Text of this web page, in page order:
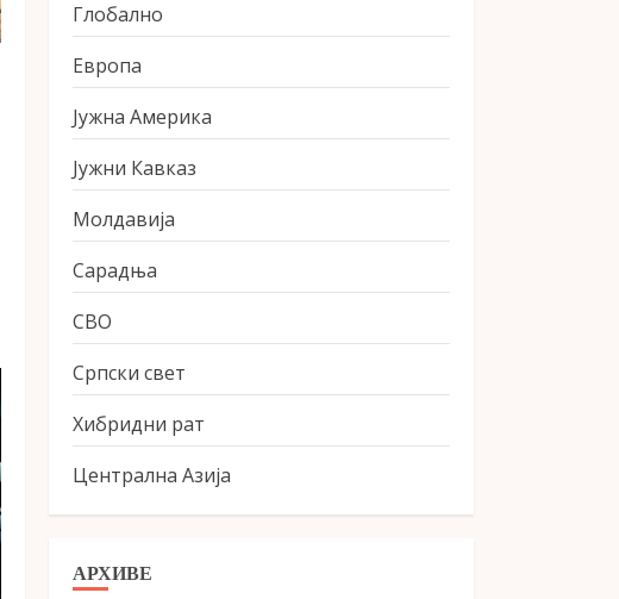
Глобално
Европа
Јужна Америка
Јужни Кавказ
Молдавија
Сарадња
СВО
Српски свет
Хибридни рат
Централна Азија
АРХИВЕ